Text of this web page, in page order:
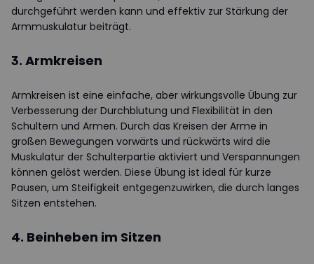
durchgeführt werden kann und effektiv zur Stärkung der
Armmuskulatur beiträgt.
3. Armkreisen
Armkreisen ist eine einfache, aber wirkungsvolle Übung zur
Verbesserung der Durchblutung und Flexibilität in den
Schultern und Armen. Durch das Kreisen der Arme in
großen Bewegungen vorwärts und rückwärts wird die
Muskulatur der Schulterpartie aktiviert und Verspannungen
können gelöst werden. Diese Übung ist ideal für kurze
Pausen, um Steifigkeit entgegenzuwirken, die durch langes
Sitzen entstehen.
4. Beinheben im Sitzen